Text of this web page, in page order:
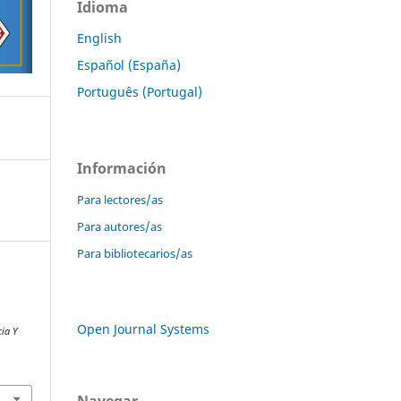
Y
Idioma
English
Español (España)
Português (Portugal)
Información
Para lectores/as
Para autores/as
Para bibliotecarios/as
Open Journal Systems